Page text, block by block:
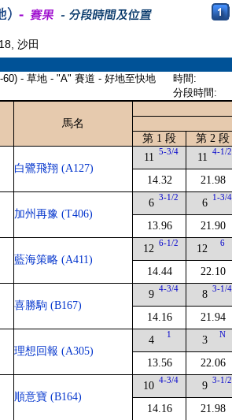
沙田
60) - 草地 - "A" 賽道 - 好地至快地
時間:
分段時間:
馬名
第 1 段
第 2 段
白鷺飛翔 (A127)
11 5-3/4
14.32
11 4-1/2
21.98
加州再豫 (T406)
6 3-1/2
13.96
6 1-3/4
21.90
藍海策略 (A411)
12 6-1/2
14.44
12 6
22.10
喜勝駒 (B167)
9 4-3/4
14.16
8 3-1/4
21.94
理想回報 (A305)
4 1
13.56
3 N
22.06
順意寶 (B164)
10 4-3/4
14.16
9 3-1/2
21.98